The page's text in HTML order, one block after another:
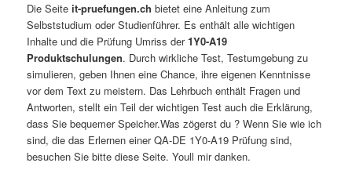
Die Seiteit-pruefungen.ch bietet eine Anleitung zum
Selbststudium oder Studienführer. Es enthält alle wichtigen
Inhalte und die Prüfung Umriss der1Y0-A19
Produktschulungen. Durch wirkliche Test, Testumgebung zu
simulieren, geben Ihnen eine Chance, ihre eigenen Kenntnisse
vor dem Text zu meistern. Das Lehrbuch enthält Fragen und
Antworten, stellt ein Teil der wichtigen Test auch die Erklärung,
dass Sie bequemer Speicher.Was zögerst du ? Wenn Sie wie ich
sind, die das Erlernen einer QA-DE 1Y0-A19 Prüfung sind,
besuchen Sie bitte diese Seite. Youll mir danken.